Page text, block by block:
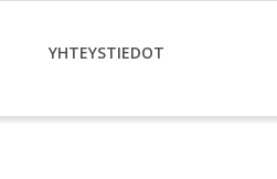
YHTEYSTIEDOT